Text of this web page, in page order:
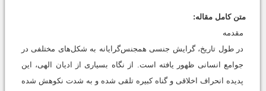
متن کامل مقاله:
مقدمه
در طول تاریخ، گرایش جنسی همجنس‌گرایانه به شکل‌های مختلفی در
جوامع انسانی ظهور یافته است. از نگاه بسیاری از ادیان الهی، این
پدیده انحراف اخلاقی و گناه کبیره تلقی شده و به‌ شدت نکوهش شده